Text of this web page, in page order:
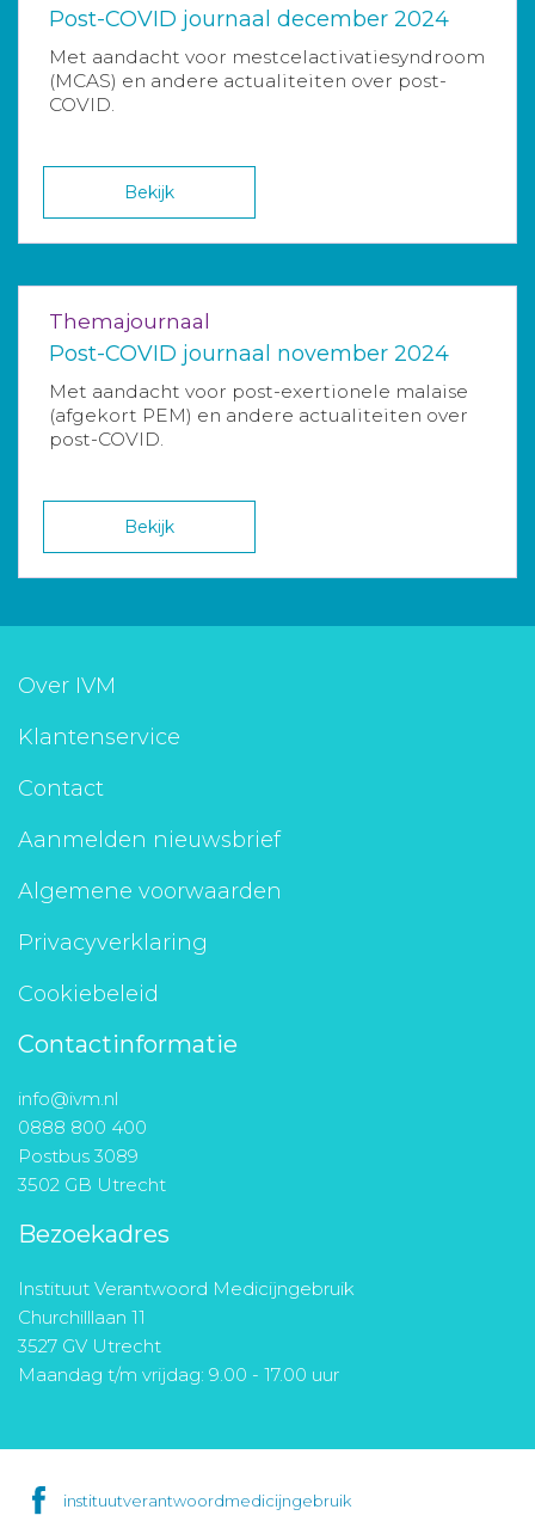
Post-COVID journaal december 2024
Met aandacht voor mestcelactivatiesyndroom
(MCAS) en andere actualiteiten over post-
COVID.
Bekijk
Themajournaal
Post-COVID journaal november 2024
Met aandacht voor post-exertionele malaise
(afgekort PEM) en andere actualiteiten over
post-COVID.
Bekijk
Over IVM
Klantenservice
Contact
Aanmelden nieuwsbrief
Algemene voorwaarden
Privacyverklaring
Cookiebeleid
Contactinformatie
info@ivm.nl
0888 800 400
Postbus 3089
3502 GB Utrecht
Bezoekadres
Instituut Verantwoord Medicijngebruik
Churchilllaan 11
3527 GV Utrecht
Maandag t/m vrijdag: 9.00 - 17.00 uur
instituutverantwoordmedicijngebruik